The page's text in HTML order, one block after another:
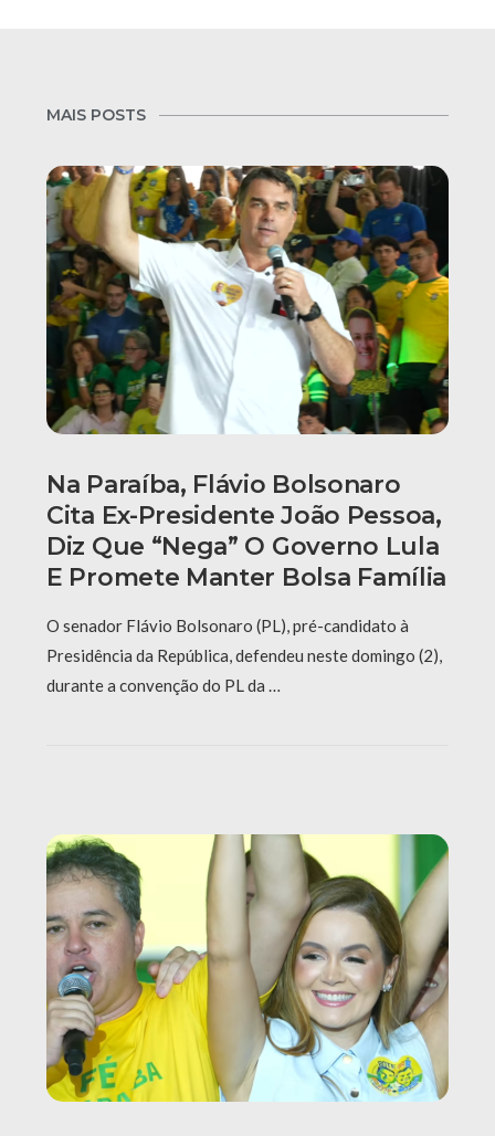
MAIS POSTS
Na Paraíba, Flávio Bolsonaro
Cita Ex-Presidente João Pessoa,
Diz Que “nega” O Governo Lula
E Promete Manter Bolsa Família
O senador Flávio Bolsonaro (PL), pré-candidato à
Presidência da República, defendeu neste domingo (2),
durante a convenção do PL da …